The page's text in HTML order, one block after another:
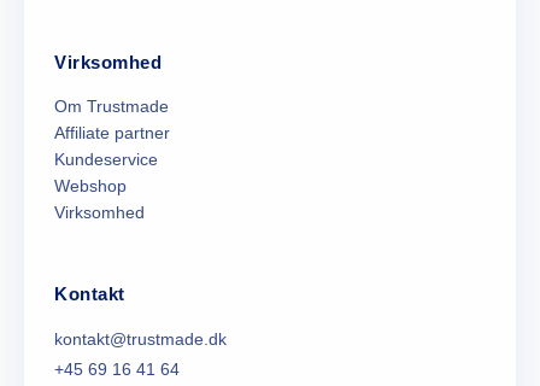
Virksomhed
Om Trustmade
Affiliate partner
Kundeservice
Webshop
Virksomhed
Kontakt
kontakt@trustmade.dk
+45 69 16 41 64